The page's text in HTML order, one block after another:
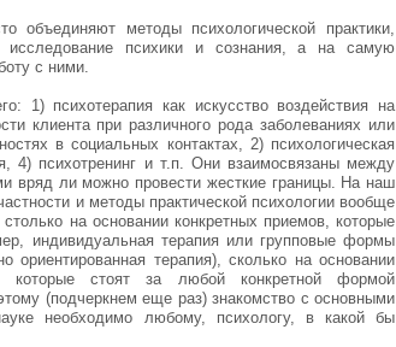
объединяют методы психологи­ческой практики,
исследование пси­хики и сознания, а на самую
с ними.
1) психотерапия как искусст­во воздействия на
клиента при различного рода заболеваниях или
в социальных контактах, 2) психологическая
4) психотренинг и т.п. Они взаимо­связаны между
вряд ли можно провести жесткие границы. На наш
и методы практической психологии вообще
на основании конкретных при­емов, которые
индивидуальная терапия или групповые формы
ориентированная терапия), сколько на основании
которые стоят за любой конкретной формой
(подчеркнем еще раз) зна­комство с основными
необхо­димо любому, психологу, в какой бы